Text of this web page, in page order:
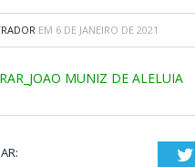
EM 6 DE JANEIRO DE 2021
MUNIZ DE ALELUIA